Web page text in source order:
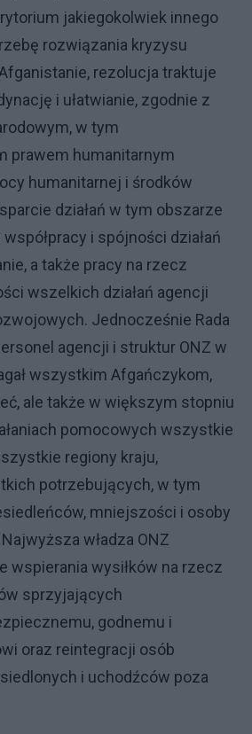
jakiegokolwiek innego
rozwiązania kryzysu
rezolucja traktuje
i ułatwianie, zgodnie z
w tym
prawem humanitarnym
humanitarnej i środków
działań w tym obszarze
i spójności działań
a także pracy na rzecz
wszelkich działań agencji
Jednocześnie Rada
agencji i struktur ONZ w
wszystkim Afgańczykom,
ale także w większym stopniu
pomocowych wszystkie
regiony kraju,
potrzebujących, w tym
mniejszości i osoby
władza ONZ
wspierania wysiłków na rzecz
sprzyjających
godnemu i
oraz reintegracji osób
i uchodźców poza